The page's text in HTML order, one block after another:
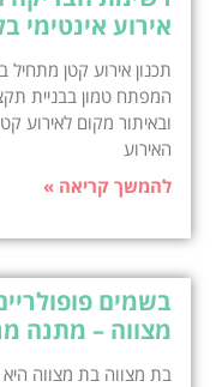
אירוע אינטימי
תכנון אירוע קטן
המפתח טמון בבניית
ובאיתור מקום לאירוע
האירוע
להמשך קריאה »
בשמים
מצווה – מתנה
בת מצווה בת מצווה